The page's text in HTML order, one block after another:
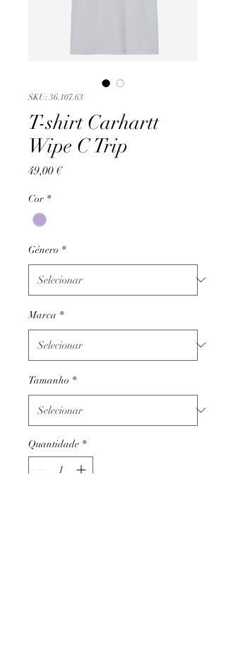
SKU: 36.107.63
T-shirt Carhartt
Wipe C Trip
49,00 €Preço
Cor *
Género *
Marca *
Tamanho *
Quantidade *